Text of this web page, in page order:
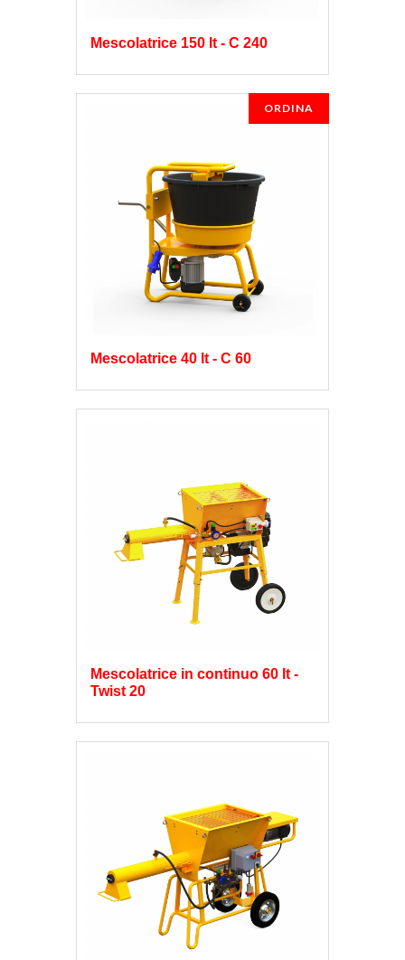
Mescolatrice 150 lt - C 240
ORDINA
Mescolatrice 40 lt - C 60
Mescolatrice in continuo 60 lt -
Twist 20